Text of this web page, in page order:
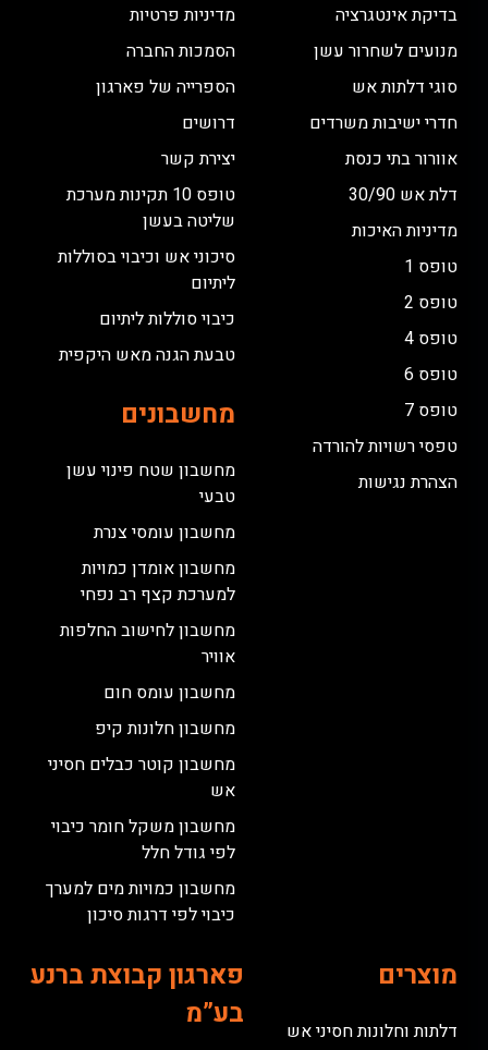
בדיקת אינטגרציה
מנועים לשחרור עשן
סוגי דלתות אש
חדרי ישיבות משרדים
אוורור בתי כנסת
דלת אש 30/90
מדיניות האיכות
טופס 1
טופס 2
טופס 4
טופס 6
טופס 7
טפסי רשויות להורדה
הצהרת נגישות
מדיניות פרטיות
הסמכות החברה
הספרייה של פארגון
דרושים
יצירת קשר
טופס 10 תקינות מערכת
שליטה בעשן
סיכוני אש וכיבוי בסוללות
ליתיום
כיבוי סוללות ליתיום
טבעת הגנה מאש היקפית
מחשבונים
מחשבון שטח פינוי עשן
טבעי
מחשבון עומסי צנרת
מחשבון אומדן כמויות
למערכת קצף רב נפחי
מחשבון לחישוב החלפות
אוויר
מחשבון עומס חום
מחשבון חלונות קיפ
מחשבון קוטר כבלים חסיני
אש
מחשבון משקל חומר כיבוי
לפי גודל חלל
מחשבון כמויות מים למערך
כיבוי לפי דרגות סיכון
מוצרים
דלתות וחלונות חסיני אש
פארגון קבוצת ברנע
בע”מ